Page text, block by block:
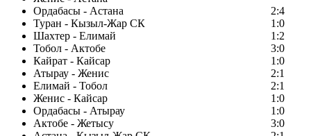
Ордабасы - Астана
2:4
Туран - Кызыл-Жар СК
1:0
Шахтер - Елимай
1:2
Тобол - Актобе
3:0
Кайрат - Кайсар
1:0
Атырау - Женис
2:1
Елимай - Тобол
2:1
Женис - Кайсар
1:0
Ордабасы - Атырау
1:0
Актобе - Жетысу
3:0